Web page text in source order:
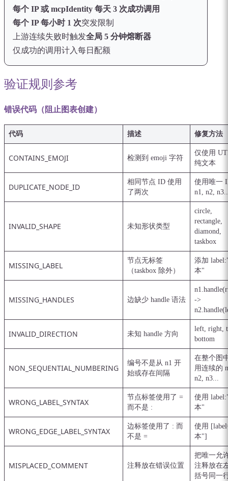
每个 IP 或 mcpIdentity 每天 3 次成功调用
每个 IP 每小时 1 次突发限制
上游连续失败时触发全局 5 分钟熔断器
仅成功的调用计入每日配额
验证规则参考
错误代码（阻止图表创建）
代码 描述 修复方法
CONTAINS_EMOJI 检测到 emoji 字符
仅使用
纯文本
DUPLICATE_NODE_ID
相同节点 ID 使用
了两次
使用唯一
n1, n2,
INVALID_SHAPE 未知形状类型
circle,
rectangle,
diamond,
taskbox
MISSING_LABEL
节点无标签
（taskbox 除外）
添加
本"
MISSING_HANDLES 边缺少 handle 语法
->
INVALID_DIRECTION 未知 handle 方向
left, right,
bottom
NON_SEQUENTIAL_NUMBERING
编号不是从 n1 开
始或存在间隔
在整个图
用连续的
n2, n3...
WRONG_LABEL_SYNTAX
节点标签使用了 =
而不是 :
使用
本"
WRONG_EDGE_LABEL_SYNTAX
边标签使用了 : 而
不是 =
使用
本"]
MISPLACED_COMMENT 注释放在错误位置
把唯一允
注释放在
括号同一